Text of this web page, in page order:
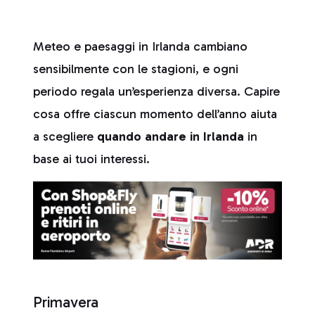
Meteo e paesaggi in Irlanda cambiano
sensibilmente con le stagioni, e ogni
periodo regala un’esperienza diversa. Capire
cosa offre ciascun momento dell’anno aiuta
a scegliere quando andare in Irlanda in
base ai tuoi interessi.
Primavera